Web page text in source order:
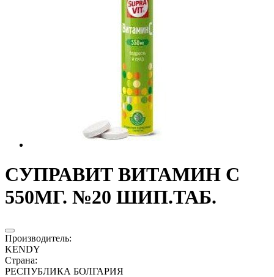
СУПРАВИТ ВИТАМИН С
550МГ. №20 ШИП.ТАБ.
Производитель:
KENDY
Страна:
РЕСПУБЛИКА БОЛГАРИЯ